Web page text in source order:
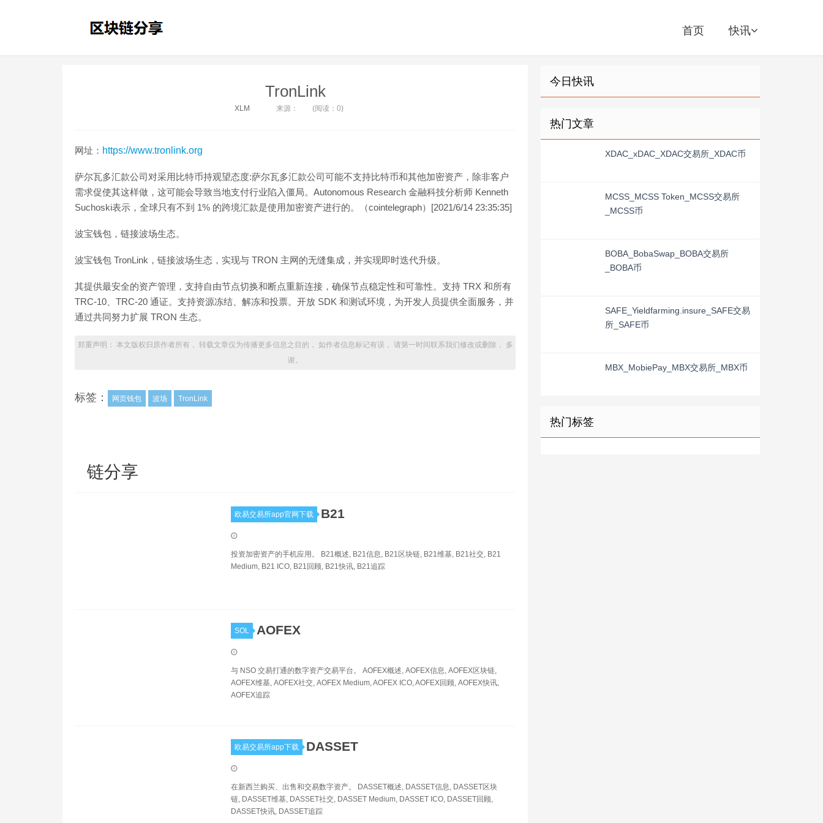
首页 快讯
TronLink
XLM 来源： (阅读：0)
网址： https://www.tronlink.org
萨尔瓦多汇款公司对采用比特币持观望态度:萨尔瓦多汇款公司可能不支持比特币和其他加密资产，除非客户
需求促使其这样做，这可能会导致当地支付行业陷入僵局。Autonomous Research 金融科技分析师 Kenneth
Suchoski表示，全球只有不到 1% 的跨境汇款是使用加密资产进行的。（cointelegraph）[2021/6/14 23:35:35]
波宝钱包，链接波场生态。
波宝钱包 TronLink，链接波场生态，实现与 TRON 主网的无缝集成，并实现即时迭代升级。
其提供最安全的资产管理，支持自由节点切换和断点重新连接，确保节点稳定性和可靠性。支持 TRX 和所有
TRC-10、TRC-20 通证。支持资源冻结、解冻和投票。开放 SDK 和测试环境，为开发人员提供全面服务，并
通过共同努力扩展 TRON 生态。
郑重声明： 本文版权归原作者所有， 转载文章仅为传播更多信息之目的， 如作者信息标记有误， 请第一时间联系我们修改或删除， 多
谢。
标签： 网页钱包 波场 TronLink
链分享
欧易交易所app官网下载 B21
投资加密资产的手机应用。 B21概述, B21信息, B21区块链, B21维基, B21社交, B21
Medium, B21 ICO, B21回顾, B21快讯, B21追踪
SOL AOFEX
与 NSO 交易打通的数字资产交易平台。 AOFEX概述, AOFEX信息, AOFEX区块链,
AOFEX维基, AOFEX社交, AOFEX Medium, AOFEX ICO, AOFEX回顾, AOFEX快讯,
AOFEX追踪
欧易交易所app下载 DASSET
在新西兰购买、出售和交易数字资产。 DASSET概述, DASSET信息, DASSET区块
链, DASSET维基, DASSET社交, DASSET Medium, DASSET ICO, DASSET回顾,
DASSET快讯, DASSET追踪
今日快讯
热门文章
XDAC_xDAC_XDAC交易所_XDAC币
MCSS_MCSS Token_MCSS交易所
_MCSS币
BOBA_BobaSwap_BOBA交易所
_BOBA币
SAFE_Yieldfarming.insure_SAFE交易
所_SAFE币
MBX_MobiePay_MBX交易所_MBX币
热门标签